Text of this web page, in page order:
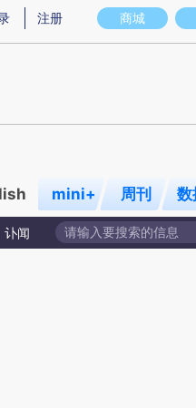
存在偏差。不代表财新观点和立场
商城
注册
mini+ 周刊 数
讣闻